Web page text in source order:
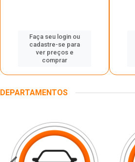
Faça seu login ou
cadastre-se para
ver preços e
comprar
DEPARTAMENTOS